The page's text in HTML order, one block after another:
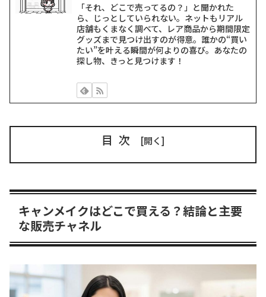
「それ、どこで売ってるの？」と聞かれた
ら、じっとしていられない。ネットもリアル
店舗もくまなく調べて、レア商品から期間限定
グッズまで見つけ出すのが得意。誰かの“買い
たい”を叶える瞬間が何よりの喜び。あなたの
探し物、きっと見つけます！
目次
キャンメイクはどこで買える？結論と主要
な販売チャネル